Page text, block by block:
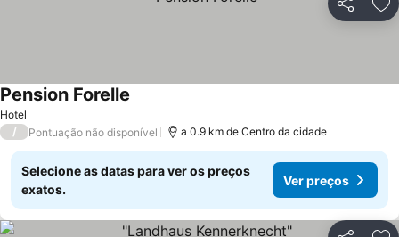
Partilhar
Hotel
Pension Forelle
/ Pontuação não disponível a 0.9 km de Centro da cidade
Selecione as datas para ver os preços
exatos.
Ver preços